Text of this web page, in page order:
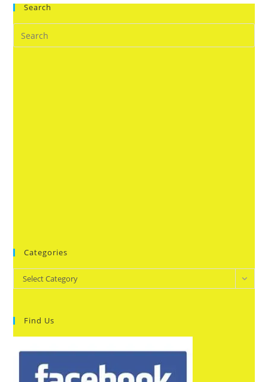
Search
Categories
Categories
Select Category
Find Us